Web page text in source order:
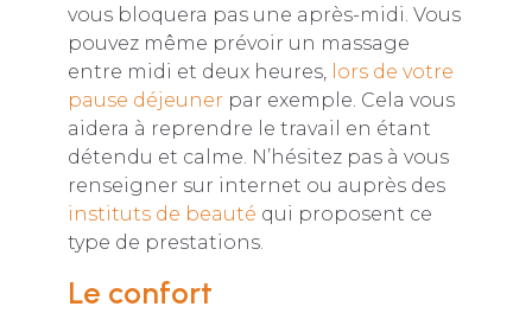
vous bloquera pas une après-midi. Vous
pouvez même prévoir un massage
entre midi et deux heures, lors de votre
pause déjeuner par exemple. Cela vous
aidera à reprendre le travail en étant
détendu et calme. N’hésitez pas à vous
renseigner sur internet ou auprès des
instituts de beauté qui proposent ce
type de prestations.
Le confort